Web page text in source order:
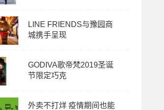
LINE FRIENDS与豫园商
城携手呈现
GODIVA歌帝梵2019圣诞
节限定巧克
外卖不打烊 疫情期间也能